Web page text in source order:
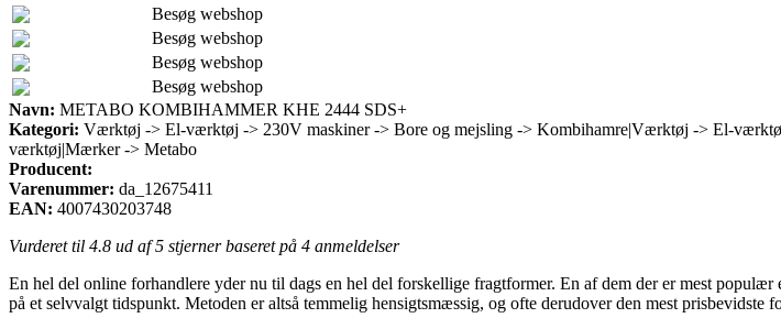
Besøg webshop
Besøg webshop
Besøg webshop
Besøg webshop
Navn: METABO KOMBIHAMMER KHE 2444 SDS+
Kategori: Værktøj -> El-værktøj -> 230V maskiner -> Bore og mejsling -> Kombihamre|Værktøj -> El-
værktøj|Mærker -> Metabo
Producent:
Varenummer: da_12675411
EAN: 4007430203748
Vurderet til 4.8 ud af 5 stjerner baseret på 4 anmeldelser
En hel del online forhandlere yder nu til dags en hel del forskellige fragtformer. En af dem der er mest
på et selvvalgt tidspunkt. Metoden er altså temmelig hensigtsmæssig, og ofte derudover den mest